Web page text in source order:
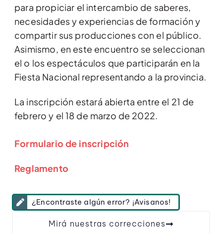
para propiciar el intercambio de saberes,
necesidades y experiencias de formación y
compartir sus producciones con el público.
Asimismo, en este encuentro se seleccionan
el o los espectáculos que participarán en la
Fiesta Nacional representando a la provincia.
La inscripción estará abierta entre el 21 de
febrero y el 18 de marzo de 2022.
Formulario de inscripción
Reglamento
¿Encontraste algún error? ¡Avisanos!
Mirá nuestras correcciones